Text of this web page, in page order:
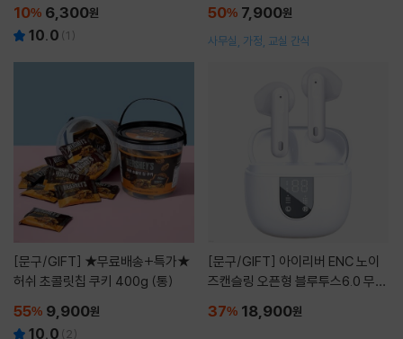
10% 6,300원
10.0 (1 )
50% 7,900원
사무실, 가정, 교실 간식
[문구/GIFT]
허쉬 초콜릿칩 쿠키 400g (통)
55% 9,900원
10.0 ( 2)
[문구/GIFT]
즈캔슬링 오픈형 블루투스6.0 무선
37% 18,900원